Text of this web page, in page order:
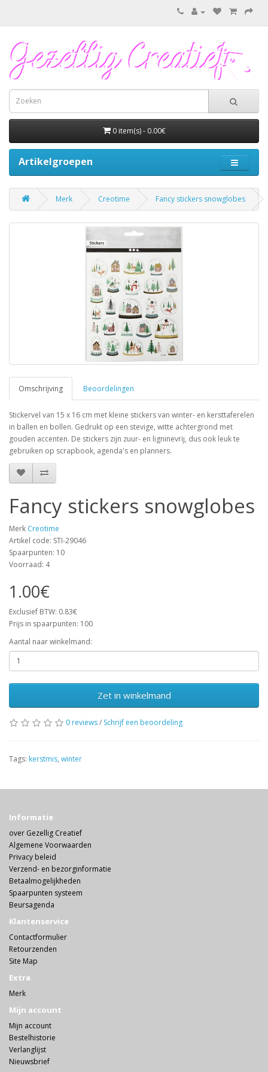
0 item(s) - 0.00€
Artikelgroepen
Merk Creotime Fancy stickers snowglobes
Omschrijving Beoordelingen
Stickervel van 15 x 16 cm met kleine stickers van winter- en kersttaferelen
in ballen en bollen. Gedrukt op een stevige, witte achtergrond met
gouden accenten. De stickers zijn zuur- en ligninevrij, dus ook leuk te
gebruiken op scrapbook, agenda's en planners.
Fancy stickers snowglobes
Merk Creotime
Artikel code: STI-29046
Spaarpunten: 10
Voorraad: 4
1.00€
Exclusief BTW: 0.83€
Prijs in spaarpunten: 100
Aantal naar winkelmand:
Zet in winkelmand
0 reviews/ Schrijf een beoordeling
Tags: kerstmis, winter
Informatie
over Gezellig Creatief
Algemene Voorwaarden
Privacy beleid
Verzend- en bezorginformatie
Betaalmogelijkheden
Spaarpunten systeem
Beursagenda
Klantenservice
Contactformulier
Retourzenden
Site Map
Extra
Merk
Mijn account
Mijn account
Bestelhistorie
Verlanglijst
Nieuwsbrief